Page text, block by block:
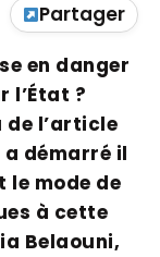
Partager
en danger
l’État ?
de l’article
démarré il
le mode de
à cette
Belaouni,